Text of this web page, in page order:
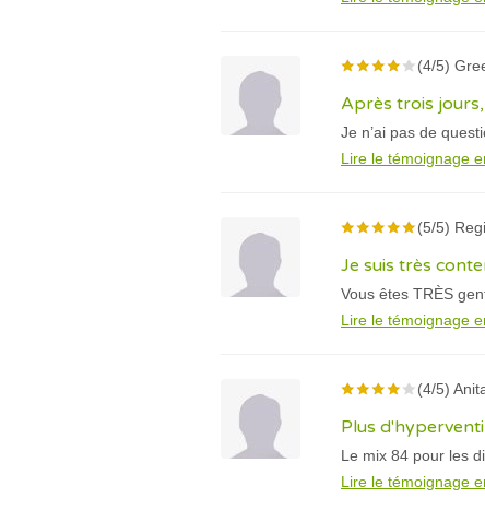
(4/5)
Après trois
Je n’ai pas de
Lire le témoignage
(5/5)
Je suis très
Vous êtes TRÈS
Lire le témoignage
(4/5)
Plus
Le mix 84 pour les
Lire le témoignage